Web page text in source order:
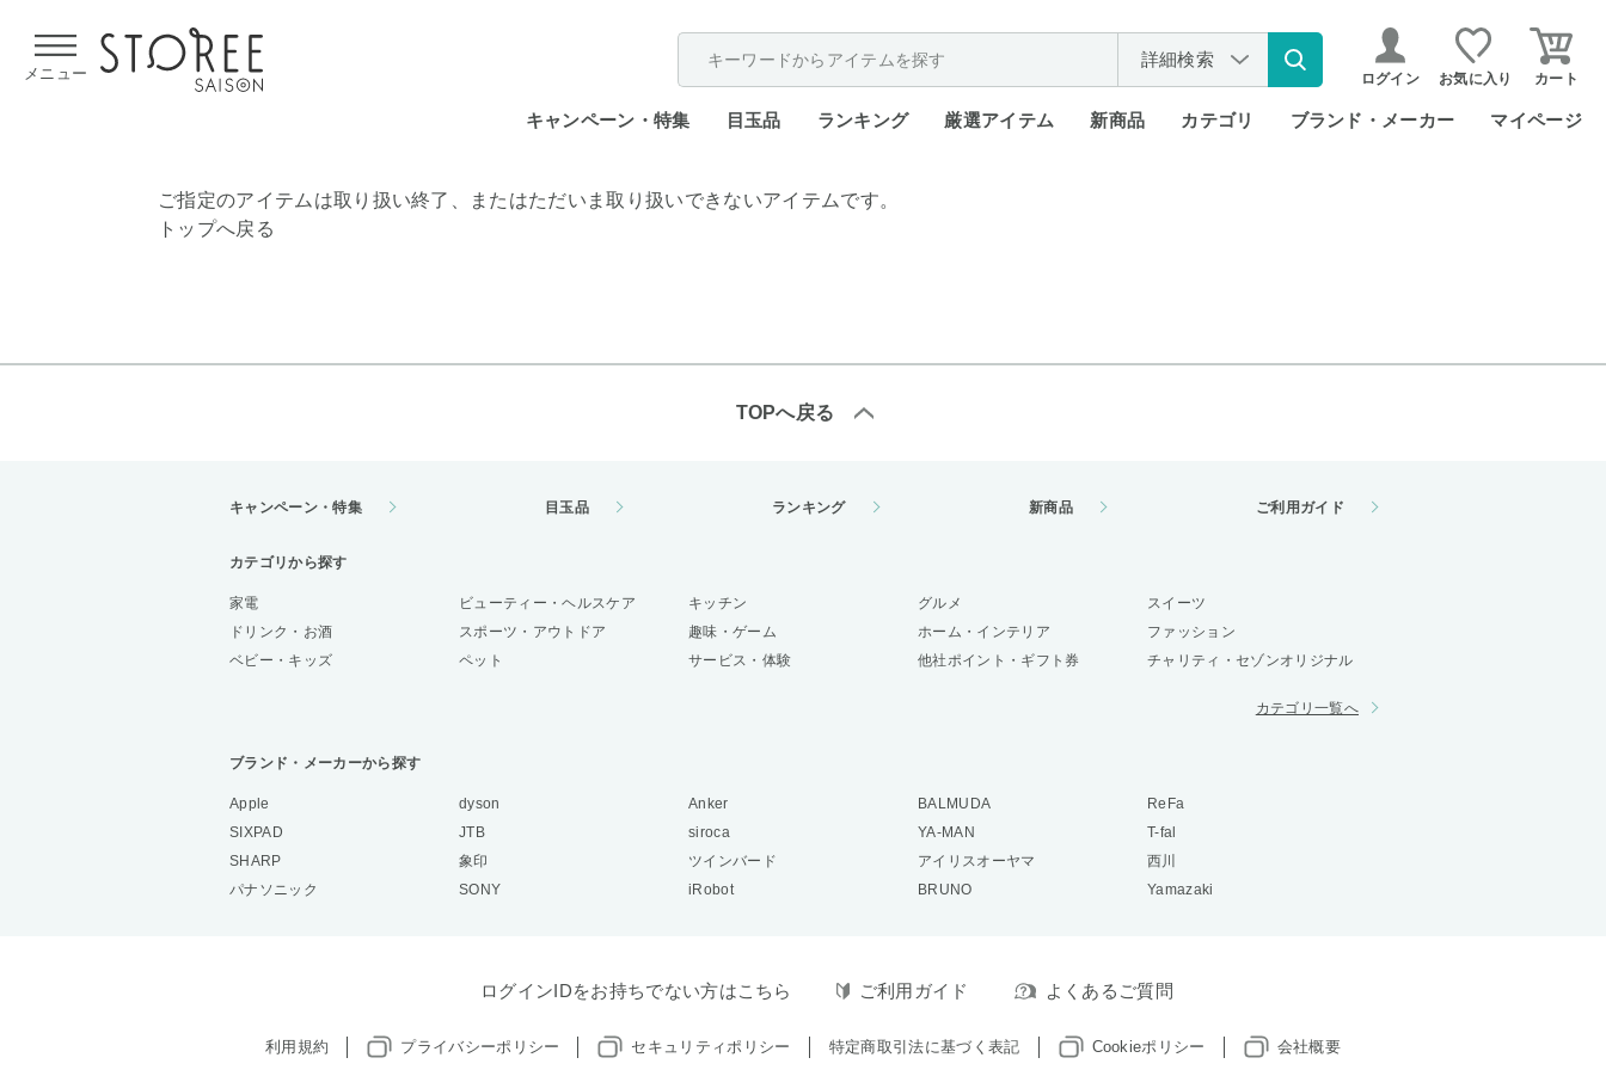
メニュー
詳細検索
ログイン お気に入り カート
キャンペーン・特集 目玉品 ランキング 厳選アイテム 新商品 カテゴリ ブランド・メーカー マイページ
ご指定のアイテムは取り扱い終了、またはただいま取り扱いできないアイテムです。
トップへ戻る
TOPへ戻る
キャンペーン・特集 目玉品 ランキング 新商品 ご利用ガイド
カテゴリから探す
家電 ビューティー・ヘルスケア キッチン グルメ
スイーツ
ドリンク・お酒
スポーツ・アウトドア 趣味・ゲーム ホーム・インテリア
ファッション
ベビー・キッズ
ペット サービス・体験 他社ポイント・ギフト券 チャリティ・セゾンオリジナル
カテゴリ一覧へ
ブランド・メーカーから探す
Apple dyson Anker BALMUDA
ReFa
SIXPAD
JTB siroca YA-MAN
T-fal
SHARP
象印 ツインバード アイリスオーヤマ
西川
パナソニック
SONY iRobot BRUNO Yamazaki
ログインIDをお持ちでない方はこちら ご利用ガイド よくあるご質問
利用規約 プライバシーポリシー セキュリティポリシー 特定商取引法に基づく表記 Cookieポリシー 会社概要